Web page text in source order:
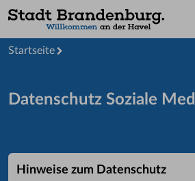
Startseite
Datenschutz Soziale
Hinweise zum Datenschutz